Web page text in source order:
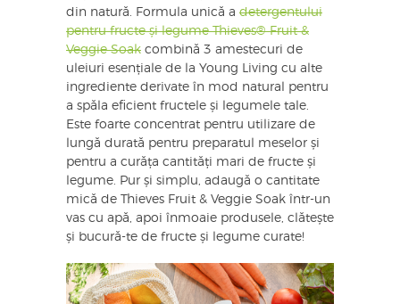
din natură. Formula unică a detergentului
pentru fructe și legume Thieves® Fruit &
Veggie Soak combină 3 amestecuri de
uleiuri esențiale de la Young Living cu alte
ingrediente derivate în mod natural pentru
a spăla eficient fructele și legumele tale.
Este foarte concentrat pentru utilizare de
lungă durată pentru preparatul meselor și
pentru a curăța cantități mari de fructe și
legume. Pur și simplu, adaugă o cantitate
mică de Thieves Fruit & Veggie Soak într-un
vas cu apă, apoi înmoaie produsele, clătește
și bucură-te de fructe și legume curate!